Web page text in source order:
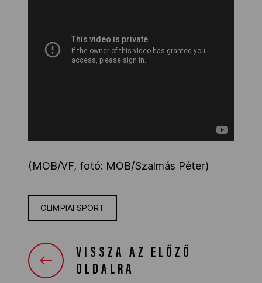
(MOB/VF, fotó: MOB/Szalmás Péter)
OLIMPIAI SPORT
VISSZA AZ ELŐZŐ
OLDALRA